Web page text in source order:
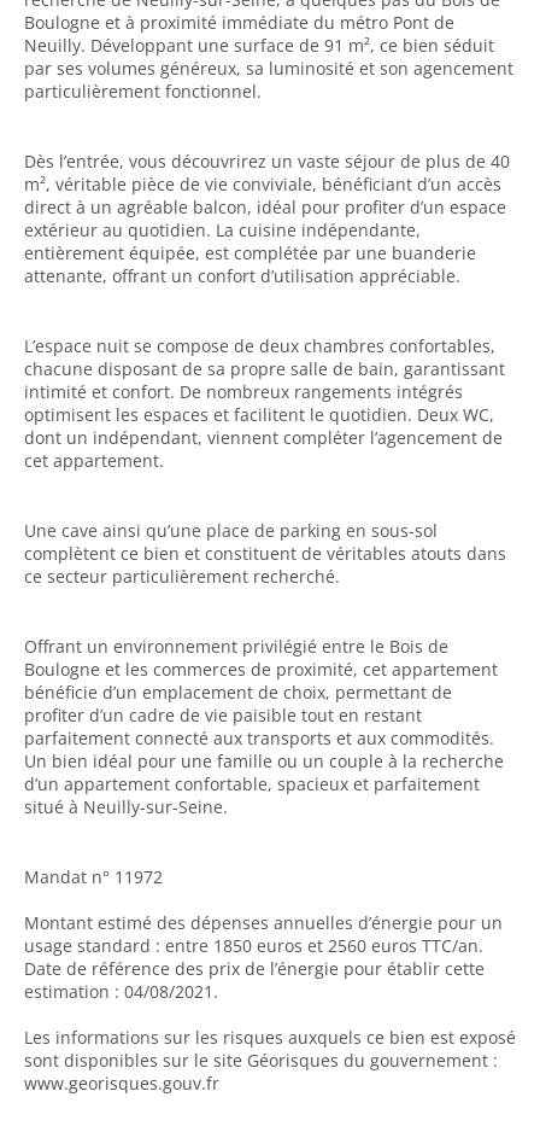
Boulogne et à proximité immédiate du métro Pont de
Neuilly. Développant une surface de 91 m², ce bien séduit
par ses volumes généreux, sa luminosité et son agencement
particulièrement fonctionnel.
Dès l’entrée, vous découvrirez un vaste séjour de plus de 40
m², véritable pièce de vie conviviale, bénéficiant d’un accès
direct à un agréable balcon, idéal pour profiter d’un espace
extérieur au quotidien. La cuisine indépendante,
entièrement équipée, est complétée par une buanderie
attenante, offrant un confort d’utilisation appréciable.
L’espace nuit se compose de deux chambres confortables,
chacune disposant de sa propre salle de bain, garantissant
intimité et confort. De nombreux rangements intégrés
optimisent les espaces et facilitent le quotidien. Deux WC,
dont un indépendant, viennent compléter l’agencement de
cet appartement.
Une cave ainsi qu’une place de parking en sous-sol
complètent ce bien et constituent de véritables atouts dans
ce secteur particulièrement recherché.
Offrant un environnement privilégié entre le Bois de
Boulogne et les commerces de proximité, cet appartement
bénéficie d’un emplacement de choix, permettant de
profiter d’un cadre de vie paisible tout en restant
parfaitement connecté aux transports et aux commodités.
Un bien idéal pour une famille ou un couple à la recherche
d’un appartement confortable, spacieux et parfaitement
situé à Neuilly-sur-Seine.
Mandat n° 11972
Montant estimé des dépenses annuelles d’énergie pour un
usage standard : entre 1850 euros et 2560 euros TTC/an.
Date de référence des prix de l’énergie pour établir cette
estimation : 04/08/2021.
Les informations sur les risques auxquels ce bien est exposé
sont disponibles sur le site Géorisques du gouvernement :
www.georisques.gouv.fr